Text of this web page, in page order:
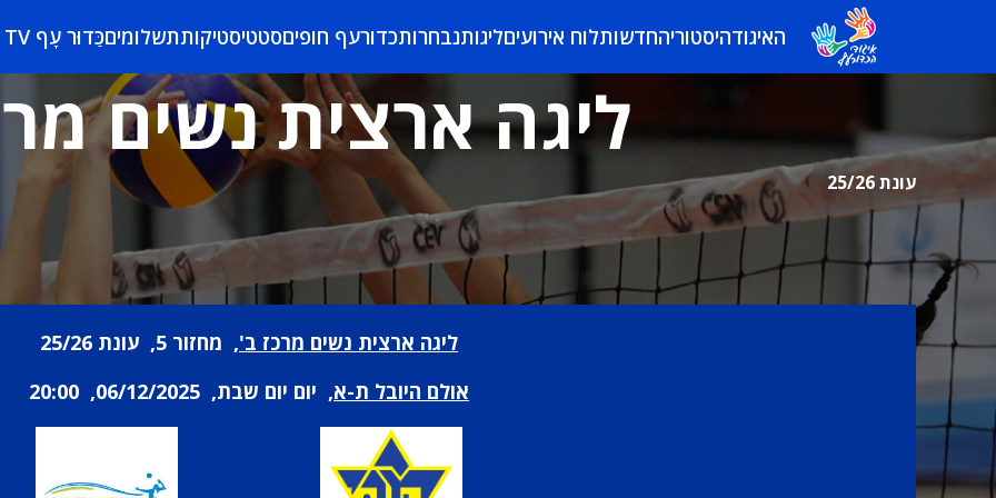
האיגודהיסטוריהחדשותלוח אירועיםליגותנבחרותכדורעף חופיםסטטיסטיקותתשלומיםכַּדוּר עָף TV
ליגה ארצית נשים
עונת 25/26
ליגה ארצית נשים מרכז ב', מחזור 5, עונת 25/26
אולם היובל ת-א, יום יום שבת, 06/12/2025, 20:00